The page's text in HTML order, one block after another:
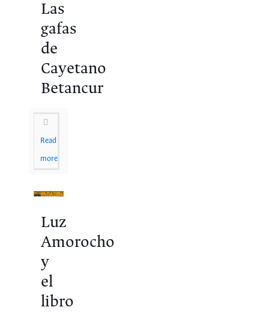
Las
gafas
de
Cayetano
Betancur
Read
more
Luz
Amorocho
y
el
libro